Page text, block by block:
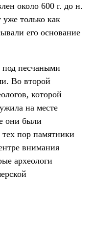
около 600 г. до н.
только как
его основание
под песчаными
Во второй
которой
на месте
они были
пор памятники
внимания
археологи